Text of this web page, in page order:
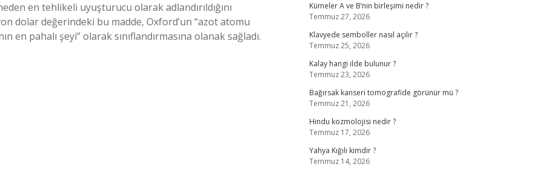
en tehlikeli uyuşturucu olarak adlandırıldığını
dolar değerindeki bu madde, Oxford’un “azot atomu
en pahalı şeyi” olarak sınıflandırmasına olanak sağladı.
Kümeler A ve B’nin birleşimi nedir ?
Temmuz 27, 2026
Klavyede semboller nasıl açılır ?
Temmuz 25, 2026
Kalay hangi ilde bulunur ?
Temmuz 23, 2026
Bağırsak kanseri tomografide görünür mü ?
Temmuz 21, 2026
Hindu kozmolojisi nedir ?
Temmuz 17, 2026
Yahya Kığılı kimdir ?
Temmuz 14, 2026